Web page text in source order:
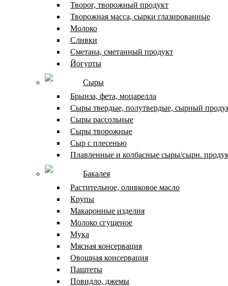
Творог, творожный продукт
Творожная масса, сырки глазированные
Молоко
Сливки
Сметана, сметанный продукт
Йогурты
Сыры
Брынза, фета, моцарелла
Сыры твердые, полутвердые, сырный
Сыры рассольные
Сыры творожные
Сыр с плесенью
Плавленные и колбасные сыры/сырн.
Бакалея
Растительное, оливковое масло
Крупы
Макаронные изделия
Молоко сгущеное
Мука
Мясная консервация
Овощная консервация
Паштеты
Повидло, джемы